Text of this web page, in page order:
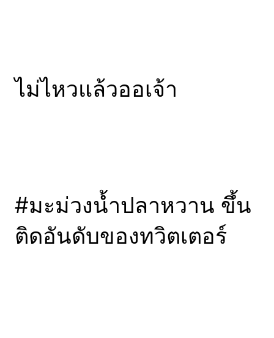
ไม่ไหวแล้วออเจ้า
#มะม่วงน้ำปลาหวาน ขึ้น
ติดอันดับของทวิตเตอร์